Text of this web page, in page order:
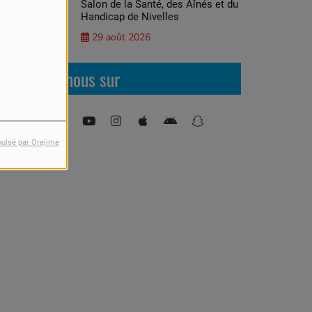
par Orejime
Salon de la Santé, des Aînés et du
Handicap de Nivelles
29 août 2026
Retrouvez-nous sur